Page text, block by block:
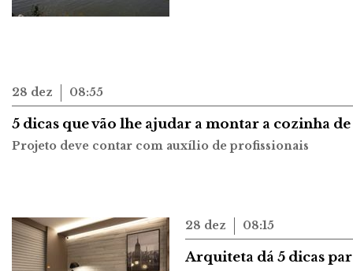
28 dez 08:55
5 dicas que vão lhe ajudar a montar a cozinha de
Projeto deve contar com auxílio de profissionais
28 dez 08:15
Arquiteta dá 5 dicas